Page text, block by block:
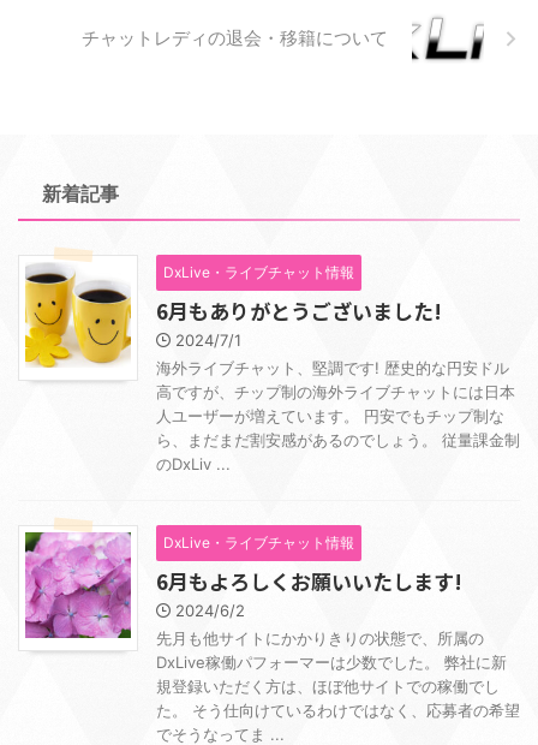
チャットレディの退会・移籍について
新着記事
DxLive・ライブチャット情報
6月もありがとうございました!
2024/7/1
海外ライブチャット、堅調です! 歴史的な円安ドル
高ですが、チップ制の海外ライブチャットには日本
人ユーザーが増えています。 円安でもチップ制な
ら、まだまだ割安感があるのでしょう。 従量課金制
のDxLiv ...
DxLive・ライブチャット情報
6月もよろしくお願いいたします!
2024/6/2
先月も他サイトにかかりきりの状態で、所属の
DxLive稼働パフォーマーは少数でした。 弊社に新
規登録いただく方は、ほぼ他サイトでの稼働でし
た。 そう仕向けているわけではなく、応募者の希望
でそうなってま ...